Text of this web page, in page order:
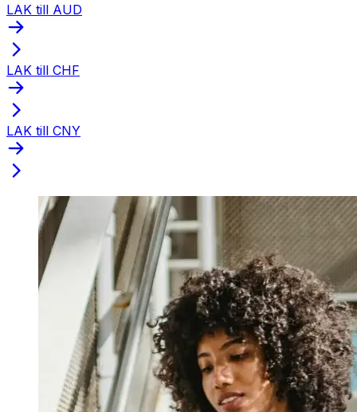
LAK till AUD
LAK till CHF
LAK till CNY